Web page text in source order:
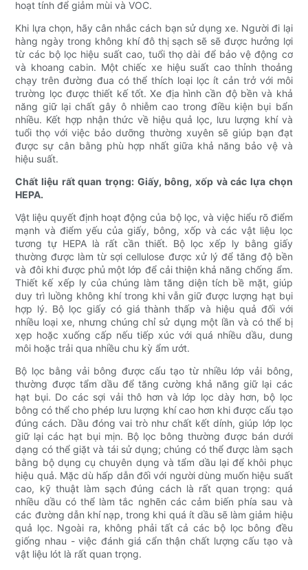
hoạt tính để giảm mùi và VOC.
Khi lựa chọn, hãy cân nhắc cách bạn sử dụng xe. Người đi lại
hàng ngày trong không khí đô thị sạch sẽ sẽ được hưởng lợi
từ các bộ lọc hiệu suất cao, tuổi thọ dài để bảo vệ động cơ
và khoang cabin. Một chiếc xe hiệu suất cao thỉnh thoảng
chạy trên đường đua có thể thích loại lọc ít cản trở với môi
trường lọc được thiết kế tốt. Xe địa hình cần độ bền và khả
năng giữ lại chất gây ô nhiễm cao trong điều kiện bụi bẩn
nhiều. Kết hợp nhận thức về hiệu quả lọc, lưu lượng khí và
tuổi thọ với việc bảo dưỡng thường xuyên sẽ giúp bạn đạt
được sự cân bằng phù hợp nhất giữa khả năng bảo vệ và
hiệu suất.
Chất liệu rất quan trọng: Giấy, bông, xốp và các lựa chọn
HEPA.
Vật liệu quyết định hoạt động của bộ lọc, và việc hiểu rõ điểm
mạnh và điểm yếu của giấy, bông, xốp và các vật liệu lọc
tương tự HEPA là rất cần thiết. Bộ lọc xếp ly bằng giấy
thường được làm từ sợi cellulose được xử lý để tăng độ bền
và đôi khi được phủ một lớp để cải thiện khả năng chống ẩm.
Thiết kế xếp ly của chúng làm tăng diện tích bề mặt, giúp
duy trì luồng không khí trong khi vẫn giữ được lượng hạt bụi
hợp lý. Bộ lọc giấy có giá thành thấp và hiệu quả đối với
nhiều loại xe, nhưng chúng chỉ sử dụng một lần và có thể bị
xẹp hoặc xuống cấp nếu tiếp xúc với quá nhiều dầu, dung
môi hoặc trải qua nhiều chu kỳ ẩm ướt.
Bộ lọc bằng vải bông được cấu tạo từ nhiều lớp vải bông,
thường được tẩm dầu để tăng cường khả năng giữ lại các
hạt bụi. Do các sợi vải thô hơn và lớp lọc dày hơn, bộ lọc
bông có thể cho phép lưu lượng khí cao hơn khi được cấu tạo
đúng cách. Dầu đóng vai trò như chất kết dính, giúp lớp lọc
giữ lại các hạt bụi mịn. Bộ lọc bông thường được bán dưới
dạng có thể giặt và tái sử dụng; chúng có thể được làm sạch
bằng bộ dụng cụ chuyên dụng và tẩm dầu lại để khôi phục
hiệu quả. Mặc dù hấp dẫn đối với người dùng muốn hiệu suất
cao, kỹ thuật làm sạch đúng cách là rất quan trọng: quá
nhiều dầu có thể làm tắc nghẽn các cảm biến phía sau và
các đường dẫn khí nạp, trong khi quá ít dầu sẽ làm giảm hiệu
quả lọc. Ngoài ra, không phải tất cả các bộ lọc bông đều
giống nhau - việc đánh giá cẩn thận chất lượng cấu tạo và
vật liệu lót là rất quan trọng.